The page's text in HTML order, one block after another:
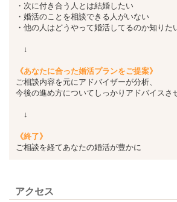
・次に付き合う人とは結婚したい
・婚活のことを相談できる人がいない
・他の人はどうやって婚活してるのか知り
↓
《あなたに合った婚活プランをご提案》
ご相談内容を元にアドバイザーが分析、
今後の進め方についてしっかりアドバイスさ
↓
《終了》
ご相談を経てあなたの婚活が豊かに
アクセス